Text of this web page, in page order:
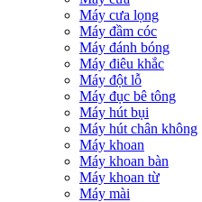
Máy cưa lọng
Máy đầm cóc
Máy đánh bóng
Máy điêu khắc
Máy đột lỗ
Máy đục bê tông
Máy hút bụi
Máy hút chân không
Máy khoan
Máy khoan bàn
Máy khoan từ
Máy mài